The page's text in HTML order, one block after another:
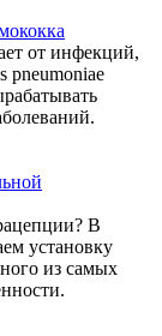
от инфекций,
pneumoniae
В
установку
из самых